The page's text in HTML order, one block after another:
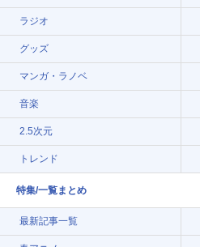
ラジオ
グッズ
マンガ・ラノベ
音楽
2.5次元
トレンド
特集/一覧まとめ
最新記事一覧